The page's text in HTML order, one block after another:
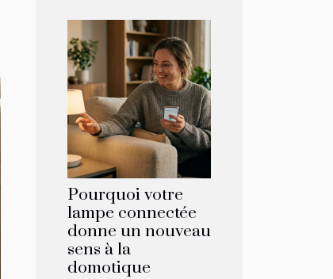
Pourquoi votre
lampe connectée
donne un nouveau
sens à la
domotique